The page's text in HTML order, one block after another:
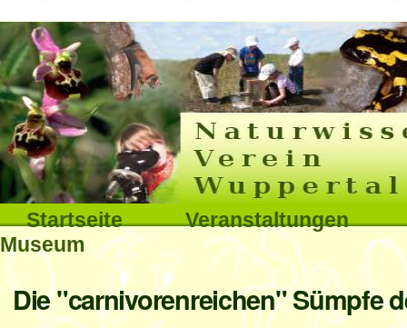
Direkt
zum
Inhalt
|
Direkt
zur
Navigation
Sektionen
Startseite
Veranstaltungen
Museum
Benutzerspezifische
Interna
Die "carnivorenreichen" Sümpfe